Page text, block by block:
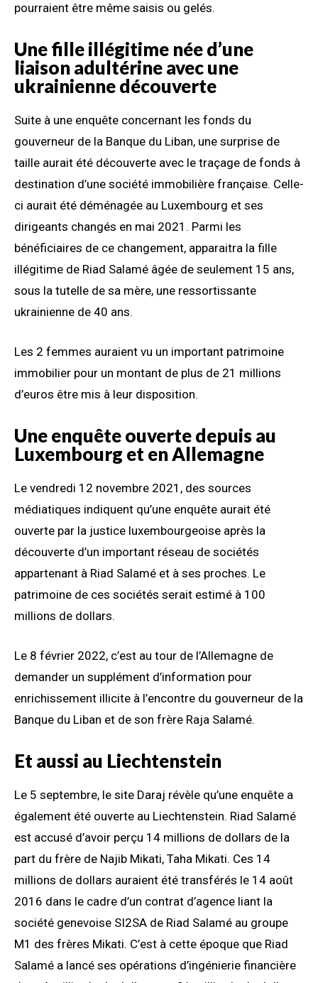
pourraient être même saisis ou gelés.
Une fille illégitime née d’une
liaison adultérine avec une
ukrainienne découverte
Suite à une enquête concernant les fonds du
gouverneur de la Banque du Liban, une surprise de
taille aurait été découverte avec le traçage de fonds à
destination d’une société immobilière française. Celle-
ci aurait été déménagée au Luxembourg et ses
dirigeants changés en mai 2021. Parmi les
bénéficiaires de ce changement, apparaitra la fille
illégitime de Riad Salamé âgée de seulement 15 ans,
sous la tutelle de sa mère, une ressortissante
ukrainienne de 40 ans.
Les 2 femmes auraient vu un important patrimoine
immobilier pour un montant de plus de 21 millions
d’euros être mis à leur disposition.
Une enquête ouverte depuis au
Luxembourg et en Allemagne
Le vendredi 12 novembre 2021, des sources
médiatiques indiquent qu’une enquête aurait été
ouverte par la justice luxembourgeoise après la
découverte d’un important réseau de sociétés
appartenant à Riad Salamé et à ses proches. Le
patrimoine de ces sociétés serait estimé à 100
millions de dollars.
Le 8 février 2022, c’est au tour de l’Allemagne de
demander un supplément d’information pour
enrichissement illicite à l’encontre du gouverneur de la
Banque du Liban et de son frère Raja Salamé.
Et aussi au Liechtenstein
Le 5 septembre, le site Daraj révèle qu’une enquête a
également été ouverte au Liechtenstein. Riad Salamé
est accusé d’avoir perçu 14 millions de dollars de la
part du frère de Najib Mikati, Taha Mikati. Ces 14
millions de dollars auraient été transférés le 14 août
2016 dans le cadre d’un contrat d’agence liant la
société genevoise SI2SA de Riad Salamé au groupe
M1 des frères Mikati. C’est à cette époque que Riad
Salamé a lancé ses opérations d’ingénierie financière